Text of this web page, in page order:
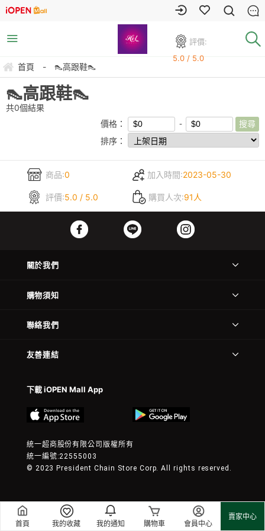
首頁 我的收藏 我的通知 購物車 會員中心
賣家中心
評價:
5.0 / 5.0
首頁 - 👠高跟鞋👠
👠高跟鞋👠
共0個結果
價格：
排序：
商品:0 加入時間:2023-05-30
評價:5.0 / 5.0 購買人次:91人
關於我們
購物須知
聯絡我們
友善連結
下載 iOPEN Mall App
統一超商股份有限公司版權所有
統一編號:22555003
© 2023 President Chain Store Corp. All rights reserved.